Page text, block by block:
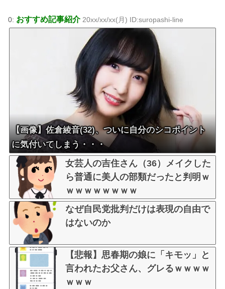
0: おすすめ記事紹介20xx/xx/xx(月) ID:suropashi-line
【画像】佐倉綾音(32)、ついに自分のシコポイント
に気付いてしまう・・・
女芸人の吉住さん（36）メイクした
ら普通に美人の部類だったと判明ｗ
ｗｗｗｗｗｗｗｗ
なぜ自民党批判だけは表現の自由で
はないのか
【悲報】思春期の娘に「キモッ」と
言われたお父さん、グレるｗｗｗｗ
ｗｗｗ